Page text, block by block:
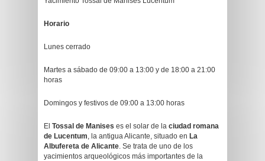
Horario
Lunes cerrado
Martes a sábado de 09:00 a 13:00 y de 18:00 a 21:00
horas
Domingos y festivos de 09:00 a 13:00 horas
El Tossal de Manises es el solar de la ciudad romana
de Lucentum, la antigua Alicante, situado en La
Albufereta de Alicante. Se trata de uno de los
yacimientos arqueológicos más importantes de la